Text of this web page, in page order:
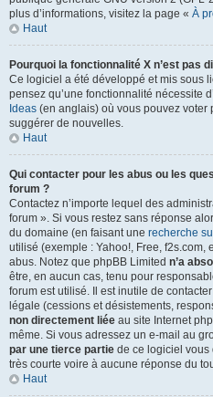
plus d’informations, visitez la page « À
Haut
Pourquoi la fonctionnalité X n’est pas
Ce logiciel a été développé et mis sous
pensez qu’une fonctionnalité nécessite
Ideas (en anglais) où vous pouvez voter
suggérer de nouvelles.
Haut
Qui contacter pour les abus ou les
forum ?
Contactez n’importe lequel des
forum ». Si vous restez sans réponse
du domaine (en faisant une recherche
utilisé (exemple : Yahoo!, Free,
abus. Notez que phpBB Limited n’a
être, en aucun cas, tenu pour
forum est utilisé. Il est inutile de
légale (cessions et désistements,
non directement liée au site Internet
même. Si vous adressez un e-mail au
par une tierce partie de ce logiciel vous
très courte voire à aucune réponse du
Haut